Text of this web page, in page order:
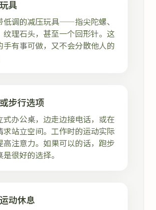
具
低调的减压玩具——指尖陀螺、
纹理石头，甚至一个回形针。这
手有事可做，又不会分散他人的
步行选项
式办公桌，边走边接电话，或在
求站立空间。工作时的运动实际
高注意力。如果可以的话，跑步
很好的选择。
动休息